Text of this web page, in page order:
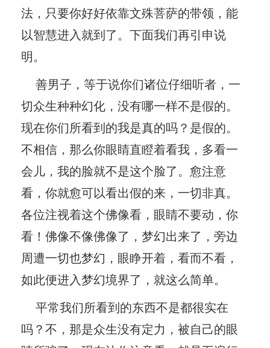
法，只要你好好依靠文殊菩萨的带领，能
以智慧进入就到了。下面我们再引申说
明。
善男子，等于说你们诸位仔细听者，一
切众生种种幻化，没有哪一样不是假的。
现在你们所看到的我是真的吗？是假的。
不相信，那么你眼睛直瞪着看我，多看一
会儿，我的脸就不是这个脸了。愈注意
看，你就愈可以看出假的来，一切非真。
各位注视着这个佛像看，眼睛不要动，你
看！佛像不像佛像了，梦幻出来了，旁边
周遭一切也梦幻，眼睁开着，看而不看，
如此便进入梦幻境界了，就这么简单。
平常我们所看到的东西不是都很实在
吗？不，那是众生没有定力，被自己的眼